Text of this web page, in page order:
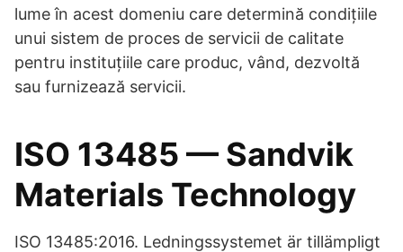
lume în acest domeniu care determină condițiile
unui sistem de proces de servicii de calitate
pentru instituțiile care produc, vând, dezvoltă
sau furnizează servicii.
ISO 13485 — Sandvik
Materials Technology
ISO 13485:2016. Ledningssystemet är tillämpligt